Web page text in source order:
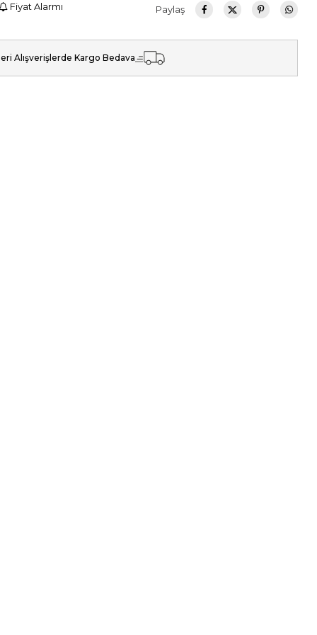
Fiyat Alarmı Paylaş
Alışverişlerde Kargo Bedava